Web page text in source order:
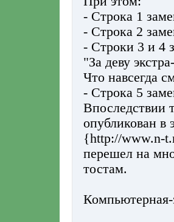
- Строка 1
- Строка 2
- Строки 3 и 4
"За деву
Что навсегда
- Строка 5
Впоследствии
опубликован в
{http://www.n-
перешел на
тостам.
Компьютерная-